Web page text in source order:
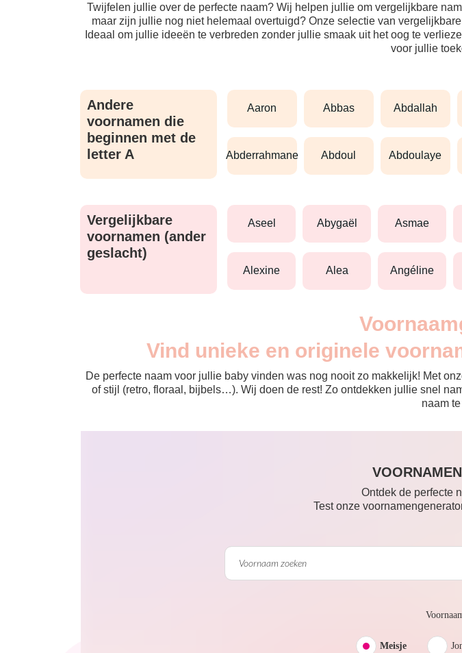
Twijfelen jullie over de perfecte naam? Wij helpen jullie om vergelijkbare
maar zijn jullie nog niet helemaal overtuigd? Onze selectie van
Ideaal om jullie ideeën te verbreden zonder jullie smaak uit het oog te
voor jullie
Andere
voornamen die
beginnen met de
letter A
aaron abbas abdallah
abderrahmane abdoul abdoulaye
Vergelijkbare
voornamen (ander
geslacht)
aseel abygaël asmae
alexine alea angéline
Vind unieke en originele
De perfecte naam voor jullie baby vinden was nog nooit zo makkelijk! Met
of stijl (retro, floraal, bijbels…). Wij doen de rest! Zo ontdekken jullie snel
naam
Ontdek de perfecte
Test onze
Meisje